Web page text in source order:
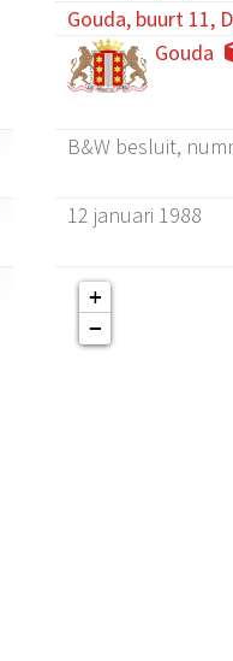
Gouda, buurt 11,
Gouda
B&W besluit,
12 januari 1988
+
−